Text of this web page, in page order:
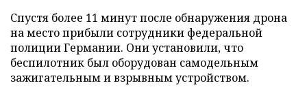
Спустя более 11 минут после обнаружения дрона
на место прибыли сотрудники федеральной
полиции Германии. Они установили, что
беспилотник был оборудован самодельным
зажигательным и взрывным устройством.